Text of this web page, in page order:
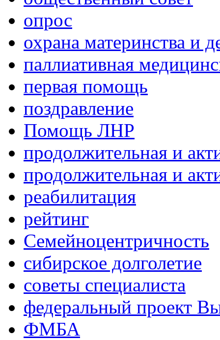
опрос
охрана материнства и
паллиативная
первая помощь
поздравление
Помощь ЛНР
продолжительная и
продолжительная и
реабилитация
рейтинг
Семейноцентричность
сибирское долголетие
советы специалиста
федеральный проект
ФМБА